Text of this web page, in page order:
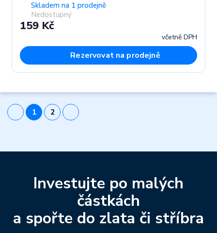
Skladem na 1 prodejně
Nedostupný
159 Kč
včetně DPH
Rezervovat na prodejně
1 2
Investujte po malých
částkách
a spořte do zlata či stříbra